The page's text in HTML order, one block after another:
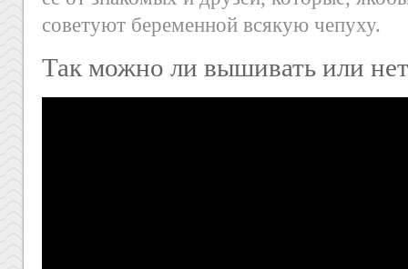
советуют беременной всякую чепуху.
Так можно ли вышивать или